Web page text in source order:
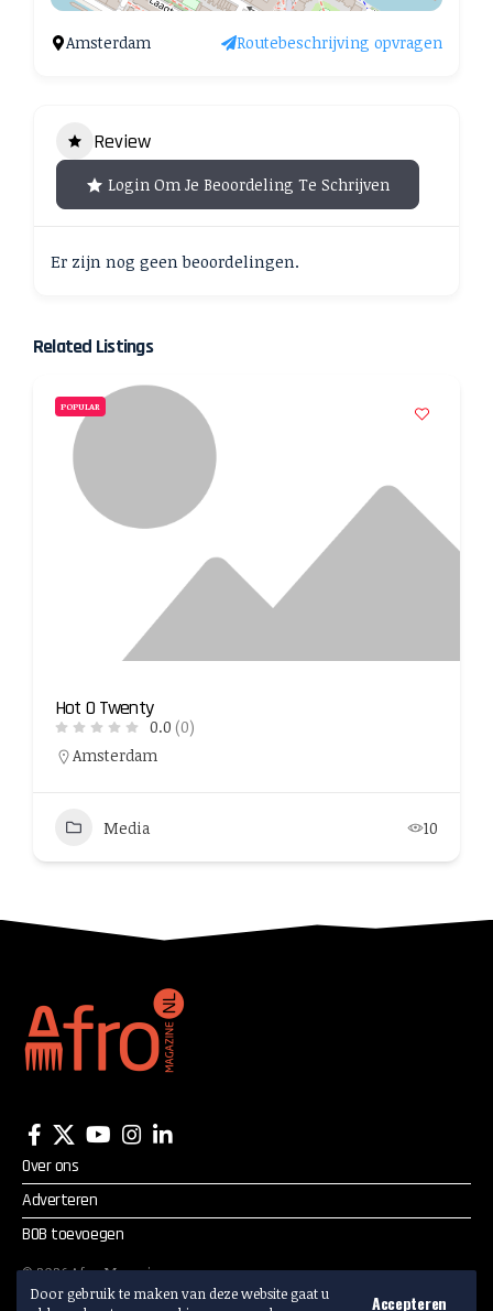
Door gebruik te maken van deze website gaat u
Accepteren
Amsterdam Routebeschrijving opvragen
Review
Login Om Je Beoordeling Te Schrijven
Er zijn nog geen beoordelingen.
Related Listings
POPULAR
Hot O Twenty
0.0 (0)
Amsterdam
Media 10
Over ons
Adverteren
BOB toevoegen
©2026Afro Magazine.
Alle rechten voorbehouden.